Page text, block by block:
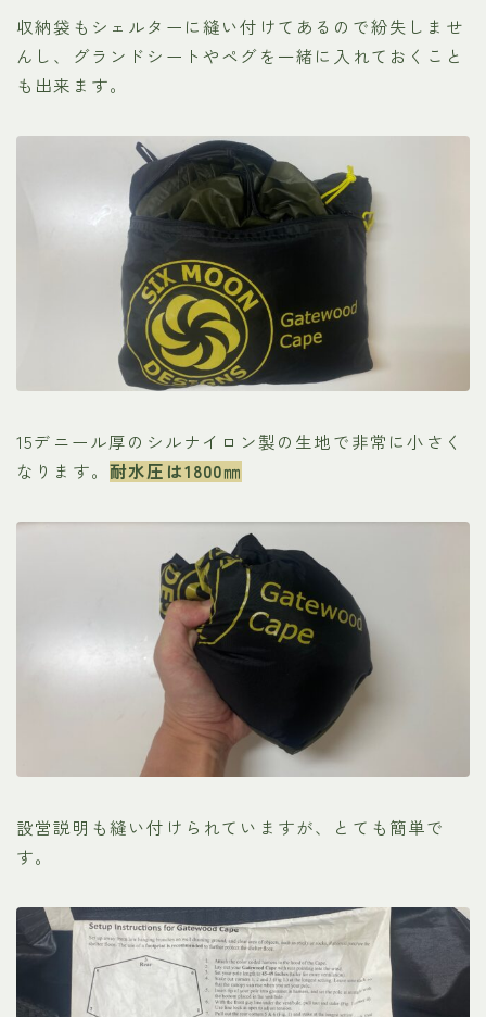
収納袋もシェルターに縫い付けてあるので紛失しませ
んし、グランドシートやペグを一緒に入れておくこと
も出来ます。
15デニール厚のシルナイロン製の生地で非常に小さく
なります。 耐水圧は1800㎜
設営説明も縫い付けられていますが、とても簡単で
す。